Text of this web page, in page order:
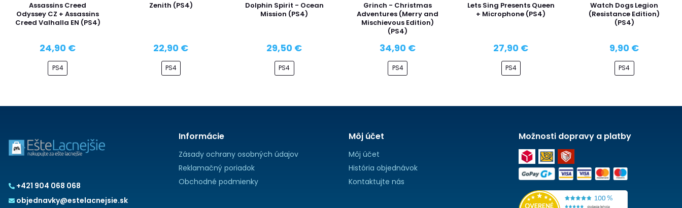
Assassins Creed
Odyssey CZ + Assassins
Creed Valhalla EN (PS4)
24,90 €
PS4
Zenith (PS4)
22,90 €
PS4
Dolphin Spirit - Ocean
Mission (PS4)
29,50 €
PS4
Grinch - Christmas
Adventures (Merry and
Mischievous Edition)
(PS4)
34,90 €
PS4
Lets Sing Presents Queen
+ Microphone (PS4)
27,90 €
PS4
Watch Dogs Legion
(Resistance Edition)
(PS4)
9,90 €
PS4
+421 904 068 068
objednavky@estelacnejsie.sk
Informácie
Zásady ochrany osobných údajov
Reklamačný poriadok
Obchodné podmienky
Môj účet
Môj účet
História objednávok
Kontaktujte nás
Možnosti dopravy a platby